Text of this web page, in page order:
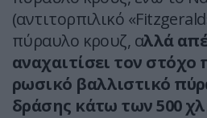
(αντιτορπιλικό
πύραυλο κρουζ, αλλά
αναχαιτίσει τον
ρωσικό βαλλιστικό
δράσης κάτω των 500